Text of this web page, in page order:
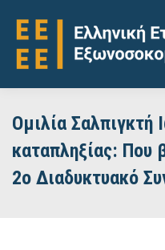
Ομιλία Σαλπιγκτή
καταπληξίας: Που
2ο Διαδυκτυακό